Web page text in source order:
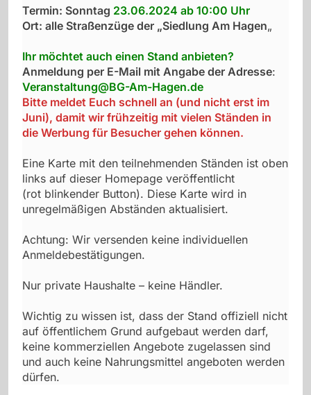
Termin: Sonntag 23.06.2024 ab 10:00 Uhr
Ort: alle Straßenzüge der „Siedlung Am Hagen„
Ihr möchtet auch einen Stand anbieten?
Anmeldung per E-Mail mit Angabe der Adresse:
Veranstaltung@BG-Am-Hagen.de
Bitte meldet Euch schnell an (und nicht erst im
Juni), damit wir frühzeitig mit vielen Ständen in
die Werbung für Besucher gehen können.
Eine Karte mit den teilnehmenden Ständen ist oben
links auf dieser Homepage veröffentlicht
(rot blinkender Button). Diese Karte wird in
unregelmäßigen Abständen aktualisiert.
Achtung: Wir versenden keine individuellen
Anmeldebestätigungen.
Nur private Haushalte – keine Händler.
Wichtig zu wissen ist, dass der Stand offiziell nicht
auf öffentlichem Grund aufgebaut werden darf,
keine kommerziellen Angebote zugelassen sind
und auch keine Nahrungsmittel angeboten werden
dürfen.